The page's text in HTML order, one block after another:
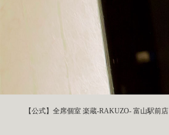
【公式】全席個室 楽蔵‐RAKUZO‐ 富山駅前店